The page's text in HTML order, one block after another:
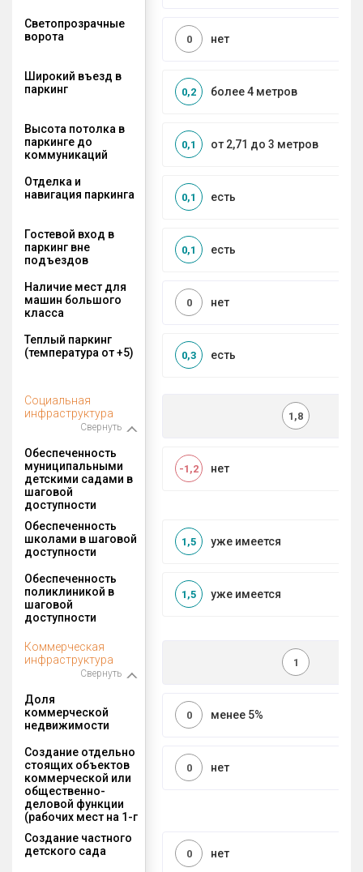
Светопрозрачные
ворота
нет
0
Широкий въезд в
паркинг
более 4 метров
0,2
Высота потолка в
паркинге до
коммуникаций
от 2,71 до 3 метров
0,1
Отделка и
навигация паркинга
есть
0,1
Гостевой вход в
паркинг вне
подъездов
есть
0,1
Наличие мест для
машин большого
класса
нет
0
Теплый паркинг
(температура от +5)
есть
0,3
Социальная
инфраструктура
Свернуть
1,8
Обеспеченность
муниципальными
детскими садами в
шаговой
доступности
нет
-1,2
Обеспеченность
школами в шаговой
доступности
уже имеется
1,5
Обеспеченность
поликлиникой в
шаговой
доступности
уже имеется
1,5
Коммерческая
инфраструктура
Свернуть
1
Доля
коммерческой
недвижимости
менее 5%
0
Создание отдельно
стоящих объектов
коммерческой или
общественно-
деловой функции
(рабочих мест на 1-г
нет
0
Создание частного
детского сада
нет
0